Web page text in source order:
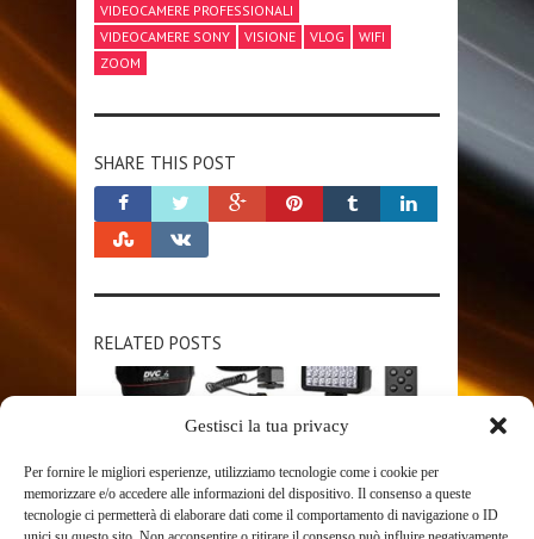
Gestisci la tua privacy
Per fornire le migliori esperienze, utilizziamo tecnologie come i cookie per
memorizzare e/o accedere alle informazioni del dispositivo. Il consenso a queste
tecnologie ci permetterà di elaborare dati come il comportamento di navigazione o ID
VIDEOCAMERE PROFESSIONALI
VIDEOCAMERE SONY
VISIONE VLOG
WIFI
ZOOM
SHARE THIS POST
RELATED POSTS